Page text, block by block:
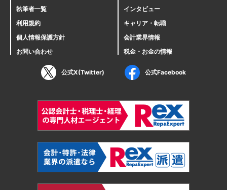
執筆者一覧
利用規約
個人情報保護方針
お問い合わせ
インタビュー
キャリア・転職
会計業界情報
税金・お金の情報
公式X(Twitter) 公式Facebook